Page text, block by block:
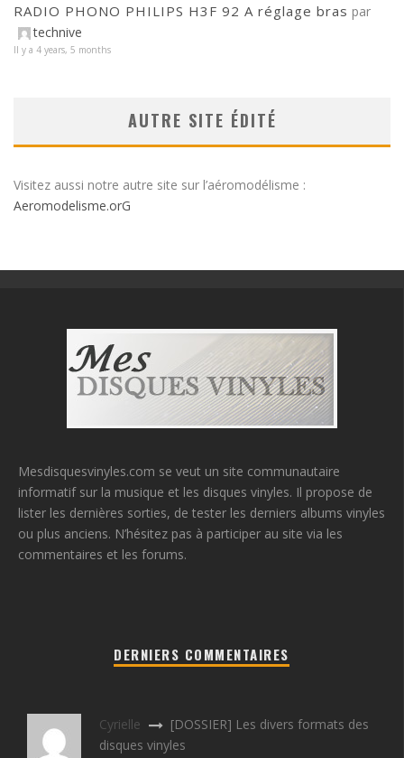
RADIO PHONO PHILIPS H3F 92 A réglage bras par
technive
Il y a 4 years, 5 months
AUTRE SITE ÉDITÉ
Visitez aussi notre autre site sur l’aéromodélisme :
Aeromodelisme.orG
Mesdisquesvinyles.com se veut un site communautaire
informatif sur la musique et les disques vinyles. Il propose de
lister les dernières sorties, de tester les derniers albums vinyles
ou plus anciens. N’hésitez pas à participer au site via les
commentaires et les forums.
DERNIERS COMMENTAIRES
Cyrielle
[DOSSIER] Les divers formats des
disques vinyles